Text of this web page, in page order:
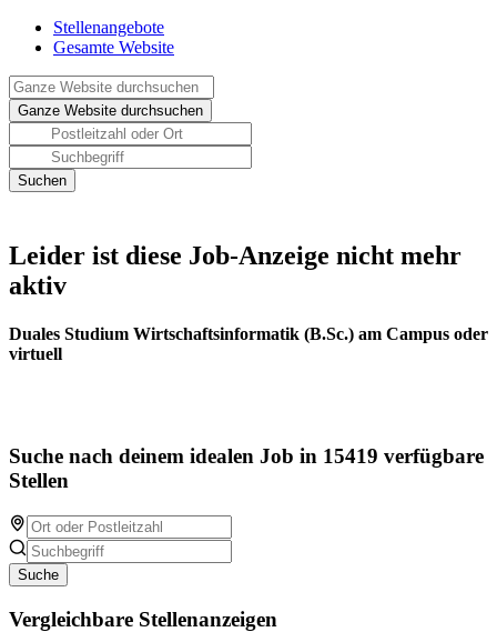
Stellenangebote
Gesamte Website
Leider ist diese Job-Anzeige nicht mehr
aktiv
Duales Studium Wirtschaftsinformatik (B.Sc.) am Campus oder
virtuell
Suche nach deinem idealen Job in 15419 verfügbare
Stellen
Suche
Vergleichbare Stellenanzeigen